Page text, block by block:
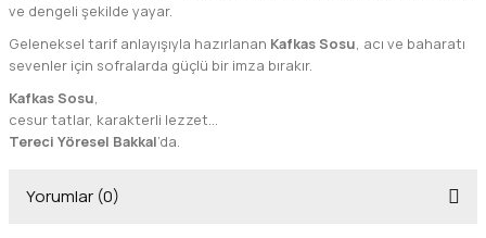
ve dengeli şekilde yayar.
Geleneksel tarif anlayışıyla hazırlanan Kafkas Sosu, acı ve baharatı
sevenler için sofralarda güçlü bir imza bırakır.
Kafkas Sosu,
cesur tatlar, karakterli lezzet…
Tereci Yöresel Bakkal’da.
Yorumlar (0)